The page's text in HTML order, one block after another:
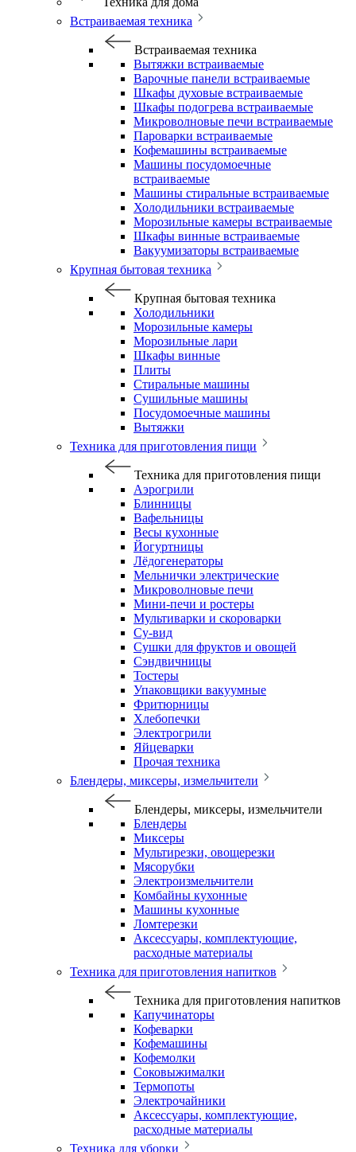
Встраиваемая техника
Встраиваемая техника
Вытяжки встраиваемые
Варочные панели встраиваемые
Шкафы духовые встраиваемые
Шкафы подогрева встраиваемые
Микроволновые печи встраиваемые
Пароварки встраиваемые
Кофемашины встраиваемые
Машины посудомоечные
встраиваемые
Машины стиральные встраиваемые
Холодильники встраиваемые
Морозильные камеры встраиваемые
Шкафы винные встраиваемые
Вакуумизаторы встраиваемые
Крупная бытовая техника
Крупная бытовая техника
Холодильники
Морозильные камеры
Морозильные лари
Шкафы винные
Плиты
Стиральные машины
Сушильные машины
Посудомоечные машины
Вытяжки
Техника для приготовления пищи
Техника для приготовления пищи
Аэрогрили
Блинницы
Вафельницы
Весы кухонные
Йогуртницы
Лёдогенераторы
Мельнички электрические
Микроволновые печи
Мини-печи и ростеры
Мультиварки и скороварки
Су-вид
Сушки для фруктов и овощей
Сэндвичницы
Тостеры
Упаковщики вакуумные
Фритюрницы
Хлебопечки
Электрогрили
Яйцеварки
Прочая техника
Блендеры, миксеры, измельчители
Блендеры, миксеры, измельчители
Блендеры
Миксеры
Мультирезки, овощерезки
Мясорубки
Электроизмельчители
Комбайны кухонные
Машины кухонные
Ломтерезки
Аксессуары, комплектующие,
расходные материалы
Техника для приготовления напитков
Техника для приготовления напитков
Капучинаторы
Кофеварки
Кофемашины
Кофемолки
Соковыжималки
Термопоты
Электрочайники
Аксессуары, комплектующие,
расходные материалы
Техника для уборки